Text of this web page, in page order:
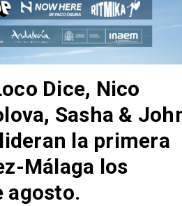
Dice, Nico
Sasha &
la primera
Málaga los
agosto.